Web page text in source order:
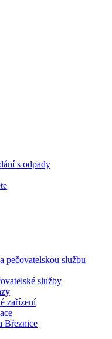
s odpady
pečovatelskou službu
služby
zařízení
Březnice